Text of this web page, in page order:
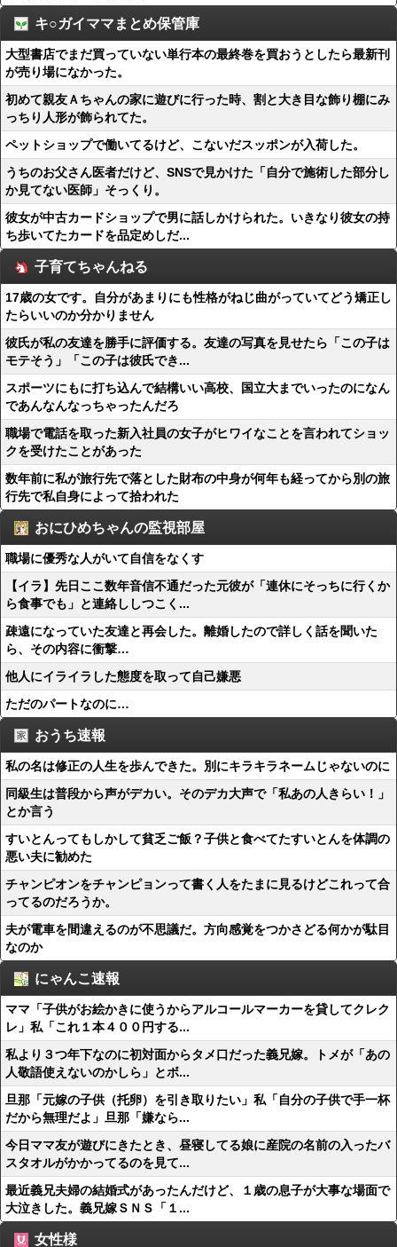
キ○ガイママまとめ保管庫
大型書店でまだ買っていない単行本の最終巻を買おうとしたら最新刊
が売り場になかった。
初めて親友Ａちゃんの家に遊びに行った時、割と大き目な飾り棚にみ
っちり人形が飾られてた。
ペットショップで働いてるけど、こないだスッポンが入荷した。
うちのお父さん医者だけど、SNSで見かけた「自分で施術した部分し
か見てない医師」そっくり。
彼女が中古カードショップで男に話しかけられた。いきなり彼女の持
ち歩いてたカードを品定めしだ...
子育てちゃんねる
17歳の女です。自分があまりにも性格がねじ曲がっていてどう矯正し
たらいいのか分かりません
彼氏が私の友達を勝手に評価する。友達の写真を見せたら「この子は
モテそう」「この子は彼氏でき...
スポーツにもに打ち込んで結構いい高校、国立大までいったのになん
であんなんなっちゃったんだろ
職場で電話を取った新入社員の女子がヒワイなことを言われてショッ
クを受けたことがあった
数年前に私が旅行先で落とした財布の中身が何年も経ってから別の旅
行先で私自身によって拾われた
おにひめちゃんの監視部屋
職場に優秀な人がいて自信をなくす
【イラ】先日ここ数年音信不通だった元彼が「連休にそっちに行くか
ら食事でも」と連絡ししつこく...
疎遠になっていた友達と再会した。離婚したので詳しく話を聞いた
ら、その内容に衝撃…
他人にイライラした態度を取って自己嫌悪
ただのパートなのに…
おうち速報
私の名は修正の人生を歩んできた。別にキラキラネームじゃないのに
同級生は普段から声がデカい。そのデカ大声で「私あの人きらい！」
とか言う
すいとんってもしかして貧乏ご飯？子供と食べてたすいとんを体調の
悪い夫に勧めた
チャンピオンをチャンピョンって書く人をたまに見るけどこれって合
ってるのだろうか。
夫が電車を間違えるのが不思議だ。方向感覚をつかさどる何かが駄目
なのか
にゃんこ速報
ママ「子供がお絵かきに使うからアルコールマーカーを貸してクレク
レ」私「これ１本４００円する...
私より３つ年下なのに初対面からタメ口だった義兄嫁。トメが「あの
人敬語使えないのかしら」とボ...
旦那「元嫁の子供（托卵）を引き取りたい」私「自分の子供で手一杯
だから無理だよ」旦那「嫌なら...
今日ママ友が遊びにきたとき、昼寝してる娘に産院の名前の入ったバ
スタオルがかかってるのを見て...
最近義兄夫婦の結婚式があったんだけど、１歳の息子が大事な場面で
大泣きした。義兄嫁ＳＮＳ「１...
女性様